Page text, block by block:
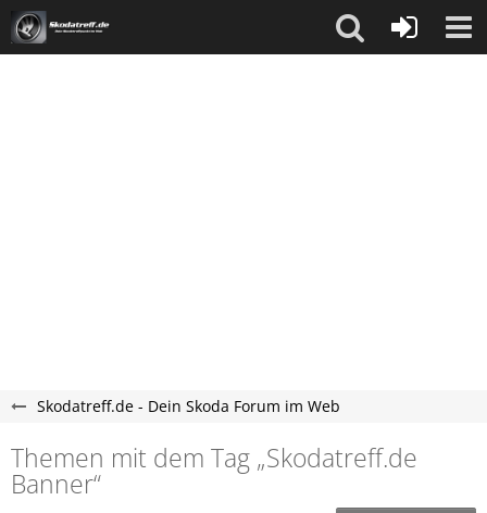
Skodatreff.de - Dein Skoda Forum im Web
Themen mit dem Tag „Skodatreff.de
Banner“